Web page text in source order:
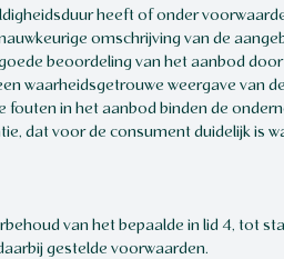
heeft of onder
omschrijving van de
beoordeling van het aanbod
waarheidsgetrouwe weergave van
fouten in het aanbod binden de
dat voor de consument duidelijk is
van het bepaalde in lid 4, tot
gestelde voorwaarden.